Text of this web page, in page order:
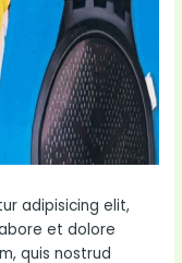
adipisicing elit,
et dolore
quis nostrud